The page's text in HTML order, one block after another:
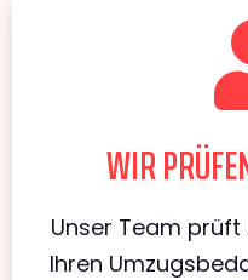
WIR
Unser Team
Ihren